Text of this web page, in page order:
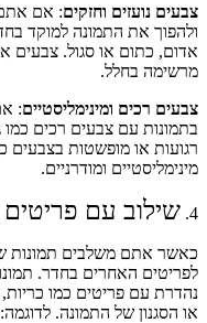
צבעים נועזים וחזקים: אם אתם
ולהפוך את התמונה למוקד
אדום, כתום או סגול. צבעים
מרשימה בחלל.
צבעים רכים ומינימליסטיים:
בתמונות עם צבעים רכים כמו
רגועות או מופשטות בצבעים
מינימליסטיים ומודרניים.
4. שילוב עם
כאשר אתם משלבים תמונות
לפריטים האחרים בחדר.
נהדרת עם פריטים כמו
או הסגנון של התמונה. לדוגמה: